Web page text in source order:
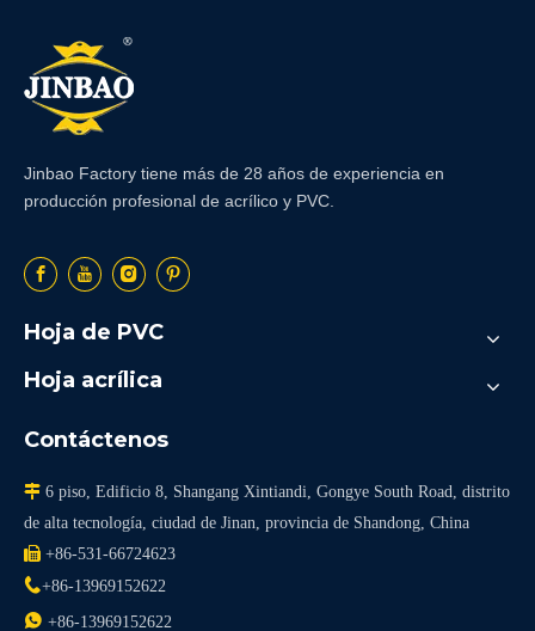
Jinbao Factory tiene más de 28 años de experiencia en
producción profesional de acrílico y PVC.
Hoja de PVC
Hoja acrílica
Contáctenos
 6 piso, Edificio 8, Shangang Xintiandi, Gongye South Road, distrito
de alta tecnología, ciudad de Jinan, provincia de Shandong, China
 +86-531-66724623
+86-13969152622
 +86-13969152622